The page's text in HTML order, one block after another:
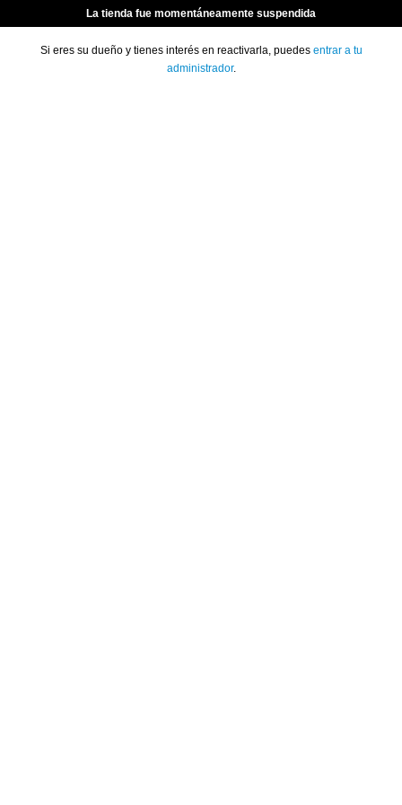
La tienda fue momentáneamente suspendida
Si eres su dueño y tienes interés en reactivarla, puedes entrar a tu
administrador.